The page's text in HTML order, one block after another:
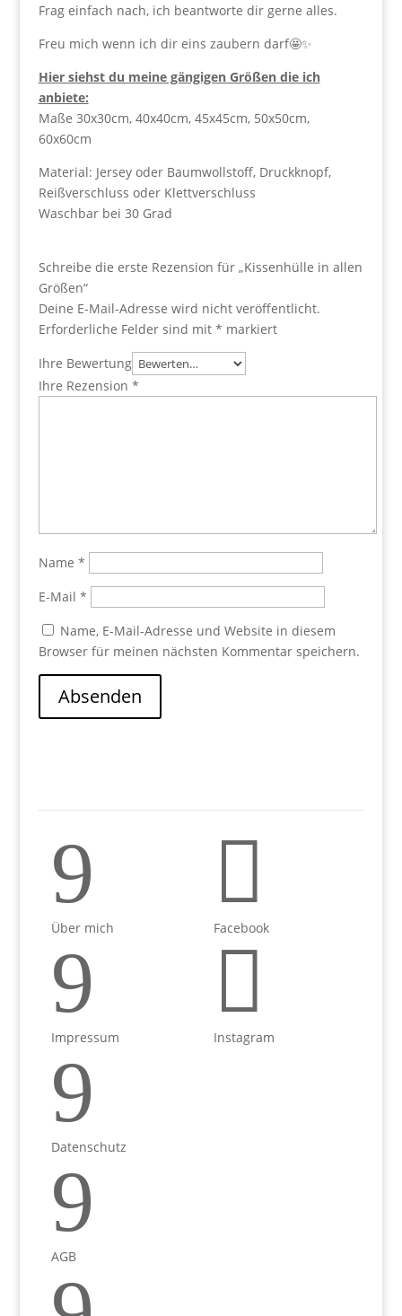
Frag einfach nach, ich beantworte dir gerne alles.
Freu mich wenn ich dir eins zaubern darf🤩✨
Hier siehst du meine gängigen Größen die ich
anbiete:
Maße 30x30cm, 40x40cm, 45x45cm, 50x50cm,
60x60cm
Material: Jersey oder Baumwollstoff, Druckknopf,
Reißverschluss oder Klettverschluss
Waschbar bei 30 Grad
Schreibe die erste Rezension für „Kissenhülle in allen
Größen“
Deine E-Mail-Adresse wird nicht veröffentlicht.
Erforderliche Felder sind mit * markiert
Ihre Bewertung
Ihre Rezension *
Name *
E-Mail *
Name, E-Mail-Adresse und Website in diesem
Browser für meinen nächsten Kommentar speichern.
Absenden
9
Über mich
9
Impressum
9
Datenschutz
9
AGB

Facebook

Instagram